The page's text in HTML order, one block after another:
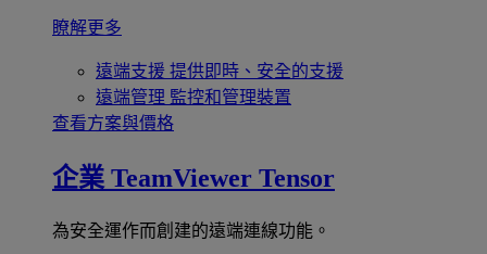
瞭解更多
遠端支援 提供即時、安全的支援
遠端管理 監控和管理裝置
查看方案與價格
企業 TeamViewer Tensor
為安全運作而創建的遠端連線功能。